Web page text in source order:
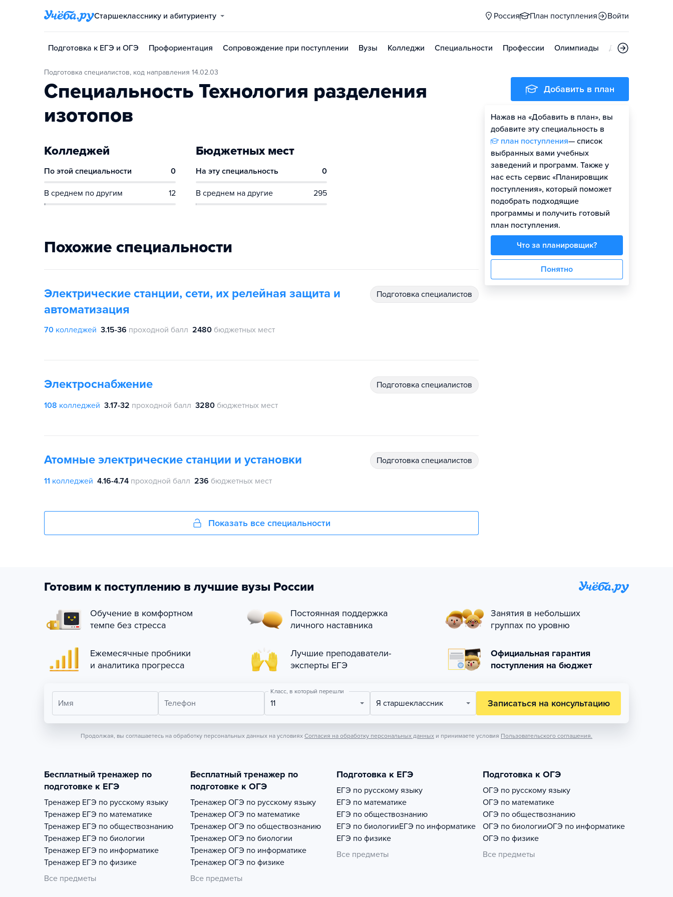
Старшекласснику и абитуриенту Россия План поступления Войти
Подготовка к ЕГЭ и ОГЭ Профориентация Сопровождение при поступлении Вузы Колледжи Специальности Профессии Олимпиады Дни открытых
Подготовка специалистов, код направления 14.02.03
Специальность Технология разделения
изотопов
Колледжей
По этой специальности 0
В среднем по другим 12
Бюджетных мест
На эту специальность 0
В среднем на другие 295
Похожие специальности
Электрические станции, сети, их релейная защита и
автоматизация
подготовка специалистов
70 колледжей 3.15-36 проходной балл 2480 бюджетных мест
Электроснабжение подготовка специалистов
108 колледжей 3.17-32 проходной балл 3280 бюджетных мест
Атомные электрические станции и установки подготовка специалистов
11 колледжей 4.16-4.74 проходной балл 236 бюджетных мест
Показать все специальности
Добавить в план
Нажав на «Добавить в план», вы
добавите эту специальность в
план поступления— список
выбранных вами учебных
заведений и программ. Также у
нас есть сервис «Планировщик
поступления», который поможет
подобрать подходящие
программы и получить готовый
план поступления.
Что за планировщик?
Понятно
Готовим к поступлению в лучшие вузы России
Обучение в комфортном
темпе без стресса
Постоянная поддержка
личного наставника
Занятия в небольших
группах по уровню
Ежемесячные пробники
и аналитика прогресса
Лучшие преподаватели-
эксперты ЕГЭ
Официальная гарантия
поступления на бюджет
Имя Телефон
Класс, в который перешли
11 Я старшеклассник Записаться на консультацию
Продолжая, вы соглашаетесь на обработку персональных данных на условиях Согласия на обработку персональных данных и принимаете условия Пользовательского соглашения.
Бесплатный тренажер по
подготовке к ЕГЭ
Тренажер ЕГЭ по русскому языку
Тренажер ЕГЭ по математике
Тренажер ЕГЭ по обществознанию
Тренажер ЕГЭ по биологии
Тренажер ЕГЭ по информатике
Тренажер ЕГЭ по физике
Все предметы
Бесплатный тренажер по
подготовке к ОГЭ
Тренажер ОГЭ по русскому языку
Тренажер ОГЭ по математике
Тренажер ОГЭ по обществознанию
Тренажер ОГЭ по биологии
Тренажер ОГЭ по информатике
Тренажер ОГЭ по физике
Все предметы
Подготовка к ЕГЭ
ЕГЭ по русскому языку
ЕГЭ по математике
ЕГЭ по обществознанию
ЕГЭ по биологииЕГЭ по информатике
ЕГЭ по физике
Все предметы
Подготовка к ОГЭ
ОГЭ по русскому языку
ОГЭ по математике
ОГЭ по обществознанию
ОГЭ по биологииОГЭ по информатике
ОГЭ по физике
Все предметы